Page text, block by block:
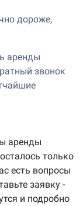
дороже,
аренды
звонок
аренды
только
есть вопросы
заявку -
и подробно